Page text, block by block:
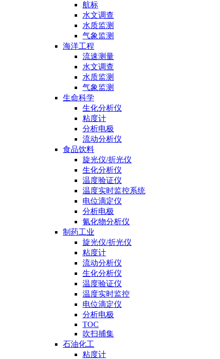
航标
水文调查
水质监测
气象监测
海洋工程
流速测量
水文调查
水质监测
气象监测
生命科学
生化分析仪
粘度计
分析电极
流动分析仪
食品饮料
旋光仪/折光仪
生化分析仪
温度验证仪
温度实时监控系统
电位滴定仪
分析电极
氰化物分析仪
制药工业
旋光仪/折光仪
粘度计
流动分析仪
生化分析仪
温度验证仪
温度实时监控
电位滴定仪
分析电极
TOC
吹扫捕集
石油化工
粘度计